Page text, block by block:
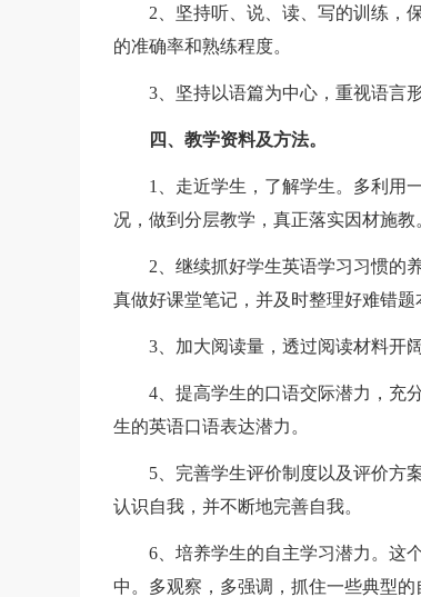
2、坚持听、说、读、写的训练，保
的准确率和熟练程度。
3、坚持以语篇为中心，重视语言形
四、教学资料及方法。
1、走近学生，了解学生。多利用一
况，做到分层教学，真正落实因材施教
2、继续抓好学生英语学习习惯的养
真做好课堂笔记，并及时整理好难错题
3、加大阅读量，透过阅读材料开阔
4、提高学生的口语交际潜力，充分
生的英语口语表达潜力。
5、完善学生评价制度以及评价方案
认识自我，并不断地完善自我。
6、培养学生的自主学习潜力。这个
中。多观察，多强调，抓住一些典型